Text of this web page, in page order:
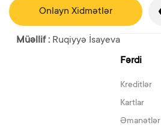
Onlayn Xidmətlər
Müəllif : Ruqiyyə İsayeva
Fərdi
Kreditlər
Kartlar
Əmanətlər